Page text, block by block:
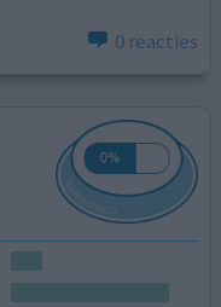
0 reacties